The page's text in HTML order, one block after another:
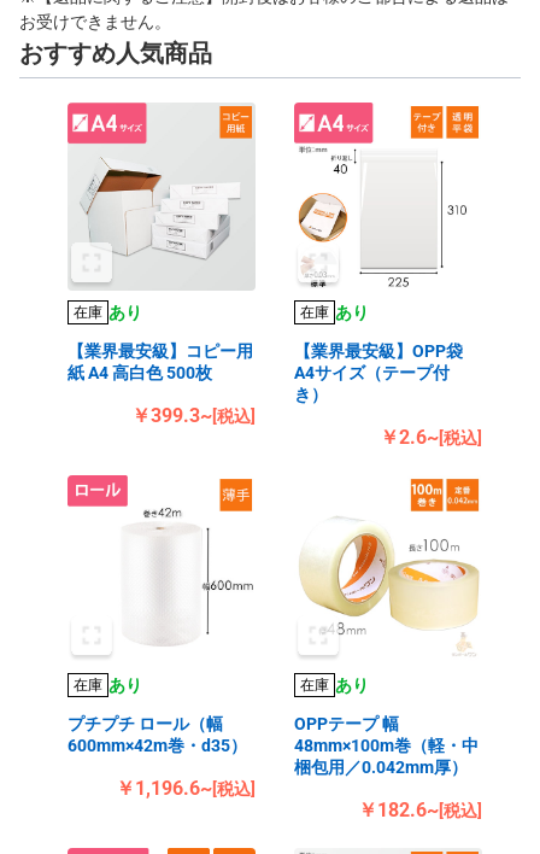
お受けできません。
おすすめ人気商品
在庫 あり
【業界最安級】コピー用
紙 A4 高白色 500枚
￥399.3~[税込]
在庫 あり
【業界最安級】OPP袋
A4サイズ（テープ付
き）
￥2.6~[税込]
在庫 あり
プチプチ ロール（幅
600mm×42m巻・d35）
￥1,196.6~[税込]
在庫 あり
OPPテープ 幅
48mm×100m巻（軽・中
梱包用／0.042mm厚）
￥182.6~[税込]